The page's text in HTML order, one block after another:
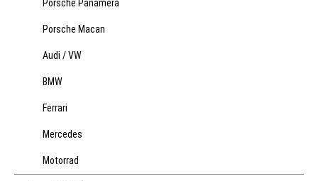
Porsche Panamera
Porsche Macan
Audi / VW
BMW
Ferrari
Mercedes
Motorrad